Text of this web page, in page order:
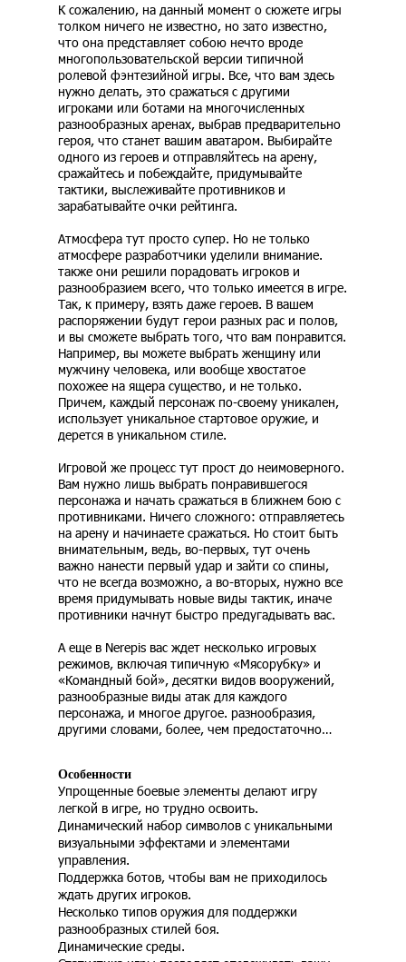
К сожалению, на данный момент о сюжете игры
толком ничего не известно, но зато известно,
что она представляет собою нечто вроде
многопользовательской версии типичной
ролевой фэнтезийной игры. Все, что вам здесь
нужно делать, это сражаться с другими
игроками или ботами на многочисленных
разнообразных аренах, выбрав предварительно
героя, что станет вашим аватаром. Выбирайте
одного из героев и отправляйтесь на арену,
сражайтесь и побеждайте, придумывайте
тактики, выслеживайте противников и
зарабатывайте очки рейтинга.
Атмосфера тут просто супер. Но не только
атмосфере разработчики уделили внимание.
также они решили порадовать игроков и
разнообразием всего, что только имеется в игре.
Так, к примеру, взять даже героев. В вашем
распоряжении будут герои разных рас и полов,
и вы сможете выбрать того, что вам понравится.
Например, вы можете выбрать женщину или
мужчину человека, или вообще хвостатое
похожее на ящера существо, и не только.
Причем, каждый персонаж по-своему уникален,
использует уникальное стартовое оружие, и
дерется в уникальном стиле.
Игровой же процесс тут прост до неимоверного.
Вам нужно лишь выбрать понравившегося
персонажа и начать сражаться в ближнем бою с
противниками. Ничего сложного: отправляетесь
на арену и начинаете сражаться. Но стоит быть
внимательным, ведь, во-первых, тут очень
важно нанести первый удар и зайти со спины,
что не всегда возможно, а во-вторых, нужно все
время придумывать новые виды тактик, иначе
противники начнут быстро предугадывать вас.
А еще в Nerepis вас ждет несколько игровых
режимов, включая типичную «Мясорубку» и
«Командный бой», десятки видов вооружений,
разнообразные виды атак для каждого
персонажа, и многое другое. разнообразия,
другими словами, более, чем предостаточно…
Особенности
Упрощенные боевые элементы делают игру
легкой в ​​игре, но трудно освоить.
Динамический набор символов с уникальными
визуальными эффектами и элементами
управления.
Поддержка ботов, чтобы вам не приходилось
ждать других игроков.
Несколько типов оружия для поддержки
разнообразных стилей боя.
Динамические среды.